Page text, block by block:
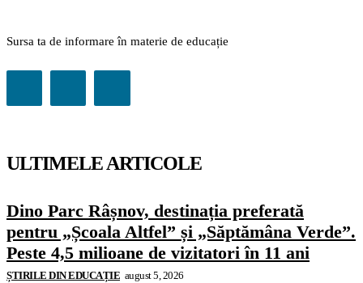
Sursa ta de informare în materie de educație
ULTIMELE ARTICOLE
Dino Parc Râșnov, destinația preferată
pentru „Școala Altfel” și „Săptămâna Verde”.
Peste 4,5 milioane de vizitatori în 11 ani
ȘTIRILE DIN EDUCAȚIE august 5, 2026